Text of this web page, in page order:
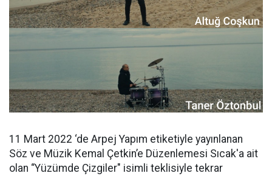
11 Mart 2022 ‘de Arpej Yapım etiketiyle yayınlanan
Söz ve Müzik Kemal Çetkin’e Düzenlemesi Sıcak'a ait
olan “Yüzümde Çizgiler" isimli teklisiyle tekrar